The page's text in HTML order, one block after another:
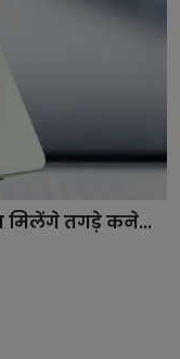
मिलेंगे तगड़े कने...